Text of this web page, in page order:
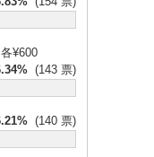
¥600
(143 票)
(140 票)